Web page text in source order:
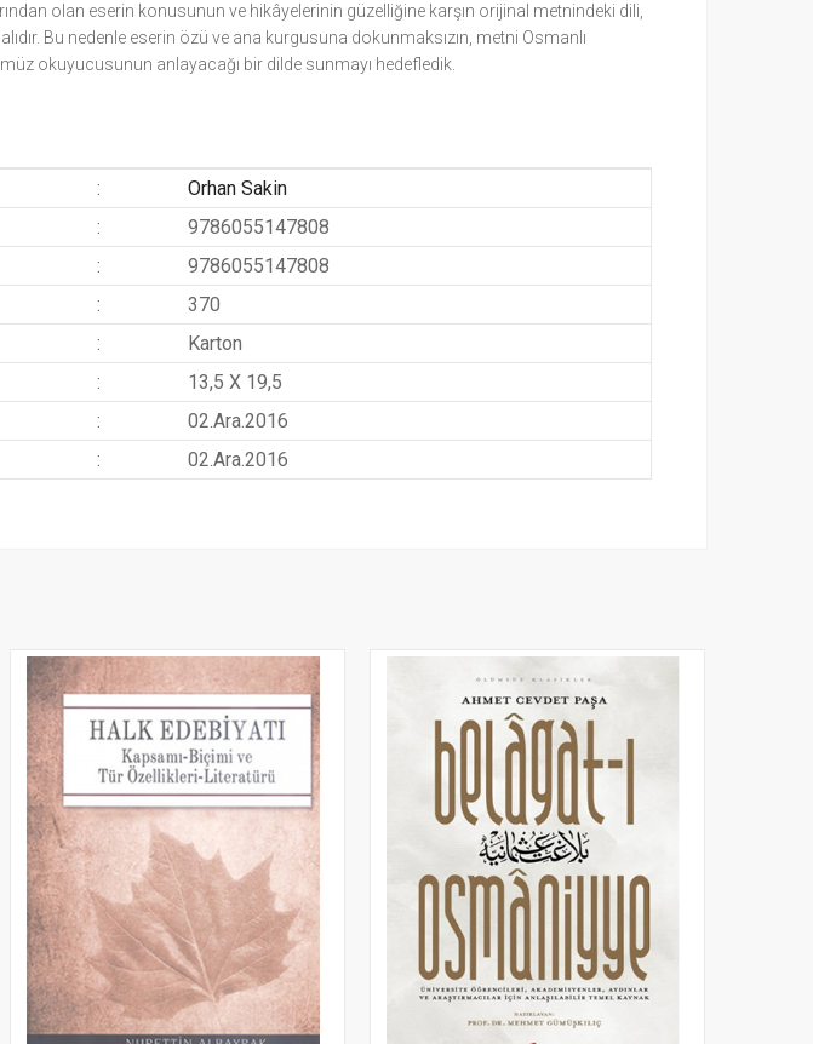
olan eserin konusunun ve hikâyelerinin güzelliğine karşın orijinal metnindeki dili,
Bu nedenle eserin özü ve ana kurgusuna dokunmaksızın, metni Osmanlı
okuyucusunun anlayacağı bir dilde sunmayı hedefledik.
:
Orhan Sakin
:
9786055147808
:
9786055147808
:
370
:
Karton
:
13,5 X 19,5
:
02.Ara.2016
: 02.Ara.2016